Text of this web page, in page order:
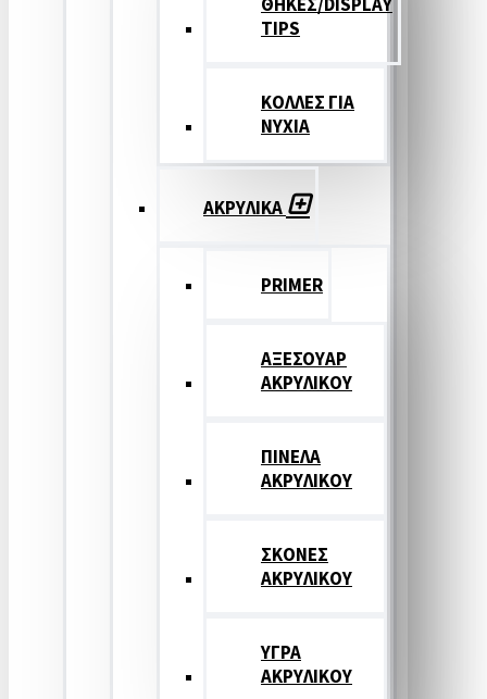
TIPS
ΚΟΛΛΕΣ ΓΙΑ
ΝΥΧΙΑ
ΑΚΡΥΛΙΚΑ
PRIMER
ΑΞΕΣΟΥΑΡ
ΑΚΡΥΛΙΚΟΥ
ΠΙΝΕΛΑ
ΑΚΡΥΛΙΚΟΥ
ΣΚΟΝΕΣ
ΑΚΡΥΛΙΚΟΥ
ΥΓΡΑ
ΑΚΡΥΛΙΚΟΥ